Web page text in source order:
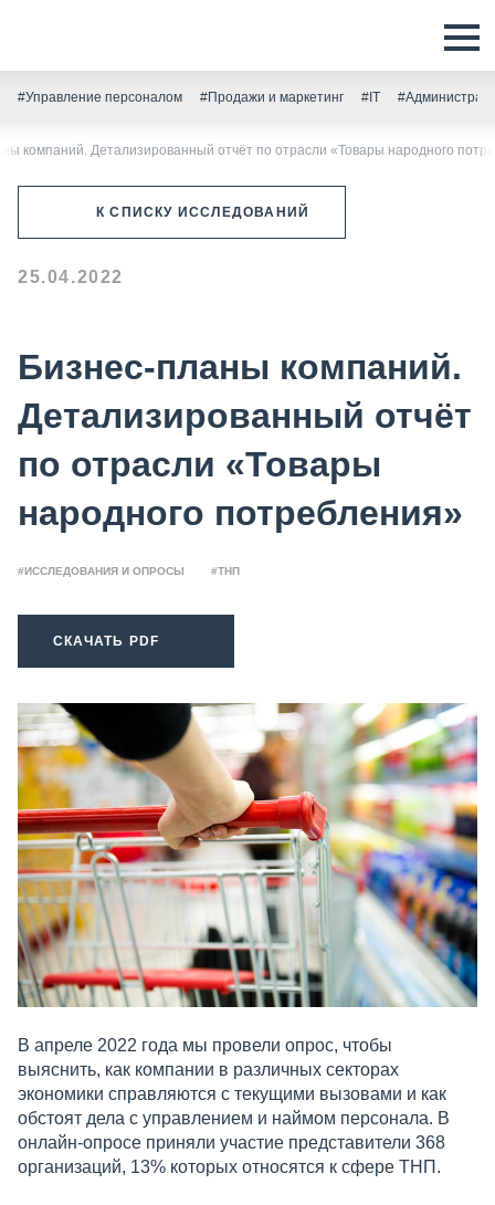
#Управление персоналом #Продажи и маркетинг #IT
компаний. Детализированный отчёт по отрасли «Товары народного
К СПИСКУ ИССЛЕДОВАНИЙ
25.04.2022
Бизнес-планы компаний.
Детализированный отчёт
по отрасли «Товары
народного потребления»
#ИССЛЕДОВАНИЯ И ОПРОСЫ #ТНП
СКАЧАТЬ PDF
В апреле 2022 года мы провели опрос, чтобы
выяснить, как компании в различных секторах
экономики справляются с текущими вызовами и как
обстоят дела с управлением и наймом персонала. В
онлайн-опросе приняли участие представители 368
организаций, 13% которых относятся к сфере ТНП.